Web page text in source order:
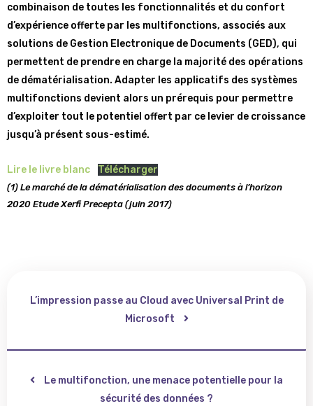
combinaison de toutes les fonctionnalités et du confort
d’expérience offerte par les multifonctions, associés aux
solutions de Gestion Electronique de Documents (GED), qui
permettent de prendre en charge la majorité des opérations
de dématérialisation. Adapter les applicatifs des systèmes
multifonctions devient alors un prérequis pour permettre
d’exploiter tout le potentiel offert par ce levier de croissance
jusqu’à présent sous-estimé.
Lire le livre blanc Télécharger
(1) Le marché de la dématérialisation des documents à l’horizon
2020 Etude Xerfi Precepta (juin 2017)
L’impression passe au Cloud avec Universal Print de
Microsoft
Le multifonction, une menace potentielle pour la
sécurité des données ?